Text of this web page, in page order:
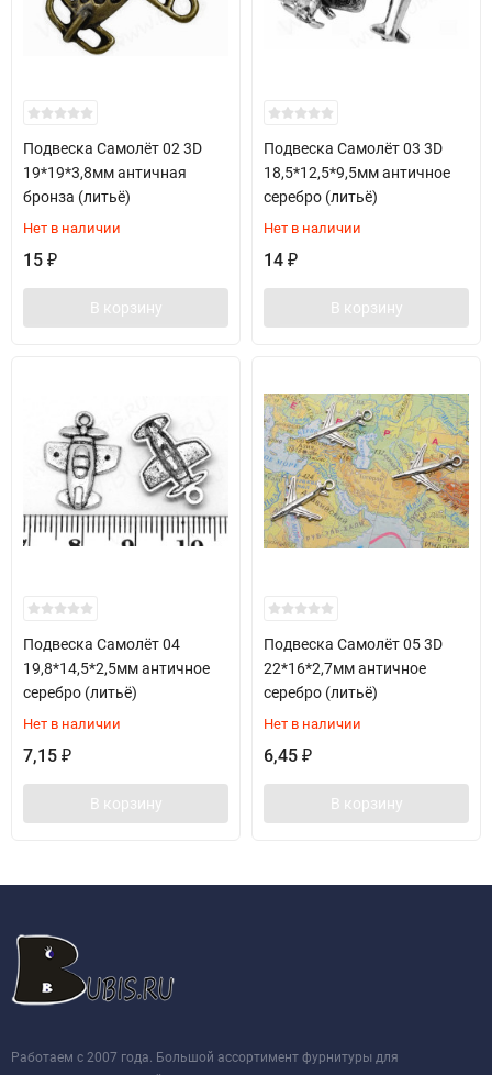
Подвеска Самолёт 02 3D
19*19*3,8мм античная
бронза (литьё)
Нет в наличии
15 ₽
В корзину
Подвеска Самолёт 03 3D
18,5*12,5*9,5мм античное
серебро (литьё)
Нет в наличии
14 ₽
В корзину
Подвеска Самолёт 04
19,8*14,5*2,5мм античное
серебро (литьё)
Нет в наличии
7,15 ₽
В корзину
Подвеска Самолёт 05 3D
22*16*2,7мм античное
серебро (литьё)
Нет в наличии
6,45 ₽
В корзину
Работаем с 2007 года. Большой ассортимент фурнитуры для